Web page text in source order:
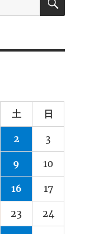
土 日
2 3
9 10
16 17
23 24